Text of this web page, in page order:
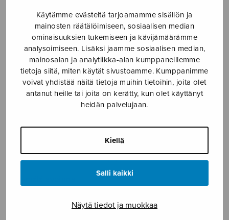
Käytämme evästeitä tarjoamamme sisällön ja
mainosten räätälöimiseen, sosiaalisen median
ominaisuuksien tukemiseen ja kävijämäärämme
analysoimiseen. Lisäksi jaamme sosiaalisen median,
mainosalan ja analytiikka-alan kumppaneillemme
tietoja siitä, miten käytät sivustoamme. Kumppanimme
voivat yhdistää näitä tietoja muihin tietoihin, joita olet
antanut heille tai joita on kerätty, kun olet käyttänyt
heidän palvelujaan.
Kiellä
Salli kaikki
Näytä tiedot ja muokkaa
SOITINKOULUT JA OPPAAT
SOITINMUSIIKKI
YKSINLAULU
Sulasol nuottikauppa